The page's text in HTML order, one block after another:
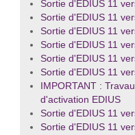
Sortie d'EDIUS 11
Sortie d'EDIUS 11
Sortie d'EDIUS 11
Sortie d'EDIUS 11
Sortie d'EDIUS 11
Sortie d'EDIUS 11
IMPORTANT :
d'activation EDIUS
Sortie d'EDIUS 11
Sortie d'EDIUS 11